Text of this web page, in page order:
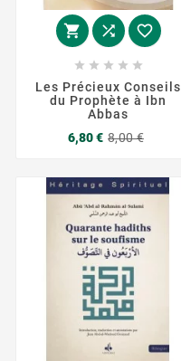
  
    
Les Précieux Conseils
du Prophète à Ibn
Abbas
6,80 € 8,00 €